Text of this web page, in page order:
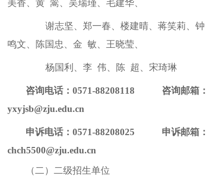
美香、黄 翯、吴瑞瑾、 毛建华、
谢志坚、 郑一春、楼建晴、蒋笑莉、钟
鸣文、陈国忠、金 敏、王晓莹、
杨国利、李 伟、陈 超、宋琦琳
咨询电话： 0571-88208118 咨询邮箱：
yxyjsb@zju.edu.cn
申诉电话 ： 0571-88208025 申诉邮箱：
chch5500@zju.edu.cn
（二）二级招生单位